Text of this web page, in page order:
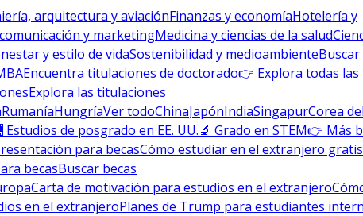
arquitectura y aviaciónFinanzas y economíaHotelería y
y marketingMedicina y ciencias de la salud
y estilo de vidaSostenibilidad y medioambiente
Encuentra titulaciones de doctorado👉 Explora todas
Explora las titulaciones
RumaníaHungríaVer todoChinaJapónIndiaSingapurCorea
Estudios de posgrado en EE. UU.🔬 Grado en STEM👉 Más
para becasCómo estudiar en el extranjero gratis
becasBuscar becas
Carta de motivación para estudios en el extranjero
en el extranjeroPlanes de Trump para estudiantes